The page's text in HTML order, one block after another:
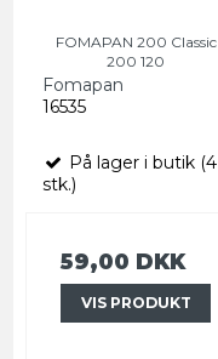
FOMAPAN 200 Classic
200 120
Fomapan
16535
På lager i butik (4
stk.)
59,00 DKK
VIS PRODUKT